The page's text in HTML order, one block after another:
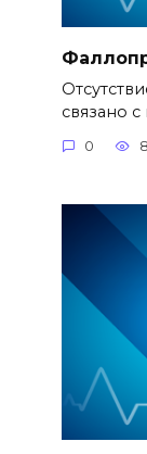
связано
0